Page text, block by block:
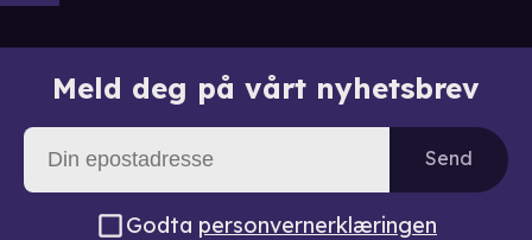
Meld deg på vårt nyhetsbrev
Send
Godta personvernerklæringen